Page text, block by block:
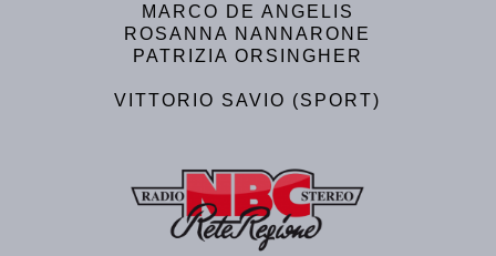
MARCO DE ANGELIS
ROSANNA NANNARONE
PATRIZIA ORSINGHER
VITTORIO SAVIO (SPORT)